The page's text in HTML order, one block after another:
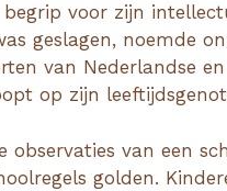
voor zijn
geslagen, noemde
van Nederlandse
op zijn
observaties van een
golden.